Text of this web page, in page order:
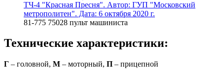
81-775 75028 пульт машиниста
Технические характеристики:
Г – головной, М – моторный, П – прицепной